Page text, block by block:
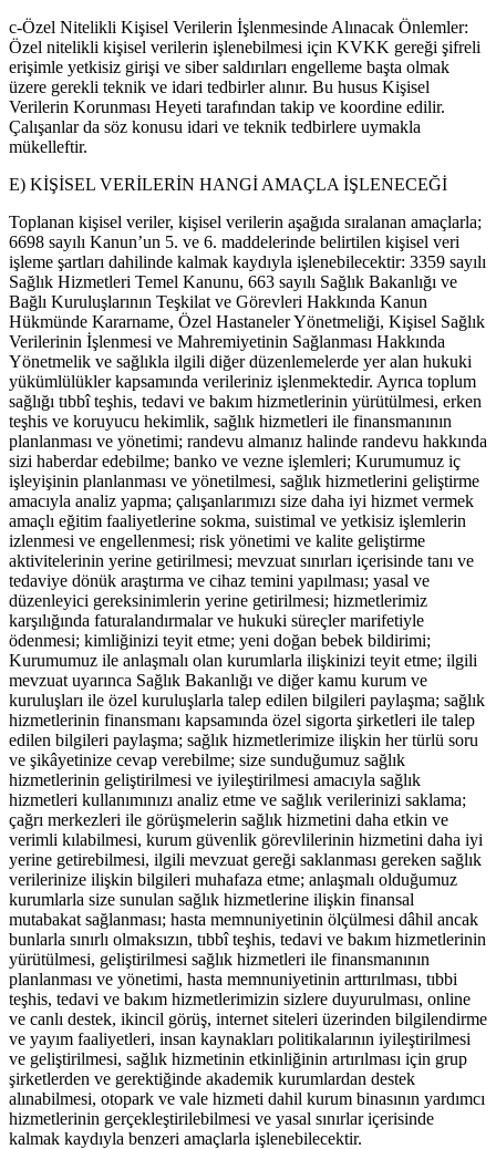
c-Özel Nitelikli Kişisel Verilerin İşlenmesinde Alınacak Önlemler:
Özel nitelikli kişisel verilerin işlenebilmesi için KVKK gereği şifreli
erişimle yetkisiz girişi ve siber saldırıları engelleme başta olmak
üzere gerekli teknik ve idari tedbirler alınır. Bu husus Kişisel
Verilerin Korunması Heyeti tarafından takip ve koordine edilir.
Çalışanlar da söz konusu idari ve teknik tedbirlere uymakla
mükelleftir.
E) KİŞİSEL VERİLERİN HANGİ AMAÇLA İŞLENECEĞİ
Toplanan kişisel veriler, kişisel verilerin aşağıda sıralanan amaçlarla;
6698 sayılı Kanun’un 5. ve 6. maddelerinde belirtilen kişisel veri
işleme şartları dahilinde kalmak kaydıyla işlenebilecektir: 3359 sayılı
Sağlık Hizmetleri Temel Kanunu, 663 sayılı Sağlık Bakanlığı ve
Bağlı Kuruluşlarının Teşkilat ve Görevleri Hakkında Kanun
Hükmünde Kararname, Özel Hastaneler Yönetmeliği, Kişisel Sağlık
Verilerinin İşlenmesi ve Mahremiyetinin Sağlanması Hakkında
Yönetmelik ve sağlıkla ilgili diğer düzenlemelerde yer alan hukuki
yükümlülükler kapsamında verileriniz işlenmektedir. Ayrıca toplum
sağlığı tıbbî teşhis, tedavi ve bakım hizmetlerinin yürütülmesi, erken
teşhis ve koruyucu hekimlik, sağlık hizmetleri ile finansmanının
planlanması ve yönetimi; randevu almanız halinde randevu hakkında
sizi haberdar edebilme; banko ve vezne işlemleri; Kurumumuz iç
işleyişinin planlanması ve yönetilmesi, sağlık hizmetlerini geliştirme
amacıyla analiz yapma; çalışanlarımızı size daha iyi hizmet vermek
amaçlı eğitim faaliyetlerine sokma, suistimal ve yetkisiz işlemlerin
izlenmesi ve engellenmesi; risk yönetimi ve kalite geliştirme
aktivitelerinin yerine getirilmesi; mevzuat sınırları içerisinde tanı ve
tedaviye dönük araştırma ve cihaz temini yapılması; yasal ve
düzenleyici gereksinimlerin yerine getirilmesi; hizmetlerimiz
karşılığında faturalandırmalar ve hukuki süreçler marifetiyle
ödenmesi; kimliğinizi teyit etme; yeni doğan bebek bildirimi;
Kurumumuz ile anlaşmalı olan kurumlarla ilişkinizi teyit etme; ilgili
mevzuat uyarınca Sağlık Bakanlığı ve diğer kamu kurum ve
kuruluşları ile özel kuruluşlarla talep edilen bilgileri paylaşma; sağlık
hizmetlerinin finansmanı kapsamında özel sigorta şirketleri ile talep
edilen bilgileri paylaşma; sağlık hizmetlerimize ilişkin her türlü soru
ve şikâyetinize cevap verebilme; size sunduğumuz sağlık
hizmetlerinin geliştirilmesi ve iyileştirilmesi amacıyla sağlık
hizmetleri kullanımınızı analiz etme ve sağlık verilerinizi saklama;
çağrı merkezleri ile görüşmelerin sağlık hizmetini daha etkin ve
verimli kılabilmesi, kurum güvenlik görevlilerinin hizmetini daha iyi
yerine getirebilmesi, ilgili mevzuat gereği saklanması gereken sağlık
verilerinize ilişkin bilgileri muhafaza etme; anlaşmalı olduğumuz
kurumlarla size sunulan sağlık hizmetlerine ilişkin finansal
mutabakat sağlanması; hasta memnuniyetinin ölçülmesi dâhil ancak
bunlarla sınırlı olmaksızın, tıbbî teşhis, tedavi ve bakım hizmetlerinin
yürütülmesi, geliştirilmesi sağlık hizmetleri ile finansmanının
planlanması ve yönetimi, hasta memnuniyetinin arttırılması, tıbbi
teşhis, tedavi ve bakım hizmetlerimizin sizlere duyurulması, online
ve canlı destek, ikincil görüş, internet siteleri üzerinden bilgilendirme
ve yayım faaliyetleri, insan kaynakları politikalarının iyileştirilmesi
ve geliştirilmesi, sağlık hizmetinin etkinliğinin artırılması için grup
şirketlerden ve gerektiğinde akademik kurumlardan destek
alınabilmesi, otopark ve vale hizmeti dahil kurum binasının yardımcı
hizmetlerinin gerçekleştirilebilmesi ve yasal sınırlar içerisinde
kalmak kaydıyla benzeri amaçlarla işlenebilecektir.